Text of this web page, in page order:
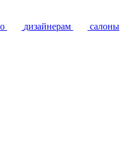
дизайнерам салоны